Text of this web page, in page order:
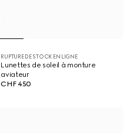
RUPTURE DE STOCK EN LIGNE
Lunettes de soleil à monture
aviateur
CHF 450